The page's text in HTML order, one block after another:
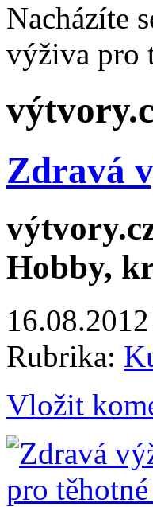
Nacházíte
výživa pro
Zdravá
Hobby,
16.08.2012
Rubrika:
Vložit